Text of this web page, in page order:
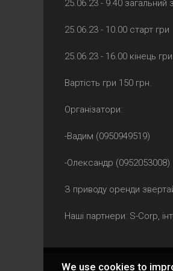
25.06.23 - 9.40 загальний
25.06.23 - 10.00 старт гри
25.06.23 - 16.00 кінець гри.
Вартість гри 150 грн.
Організатори:
-Вадим (0950949519)
-Олександр (0952053008)
З приводу оренди
Наші партнери: S-Corp,
We use cookies to